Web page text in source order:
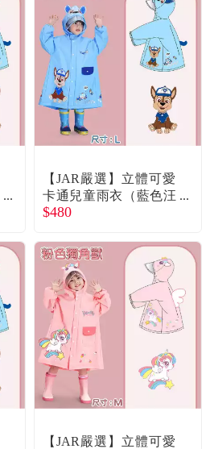
【JAR嚴選】立體可愛
卡通兒童雨衣（藍色汪
汪狗）（L）廠商直送
$480
【JAR嚴選】立體可愛